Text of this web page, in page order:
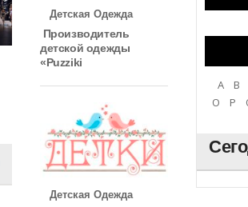
Детская Одежда
Производитель
детской одежды
«Puzziki
Детская Одежда
A B
O
P